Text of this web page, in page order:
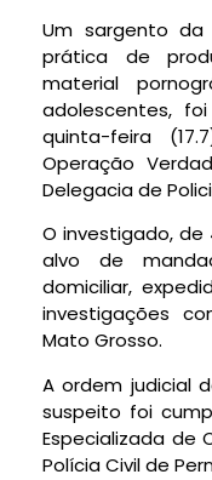
Um sargento da
prática de
material
adolescentes,
quinta-feira
Operação
Delegacia de
O investigado, de
alvo de
domiciliar,
investigações
Mato Grosso.
A ordem judicial
suspeito foi
Especializada de
Polícia Civil de